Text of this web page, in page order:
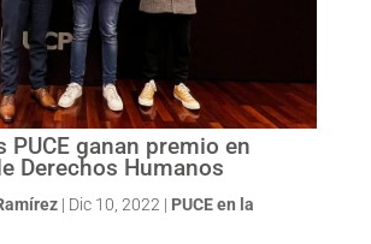
PUCE ganan premio en
Derechos Humanos
| Dic 10, 2022 | PUCE en la